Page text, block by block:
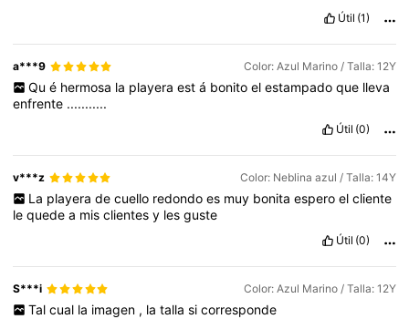
Útil (1)
a***9 Color: Azul Marino / Talla: 12Y
Qu é hermosa la playera est á bonito el estampado que lleva
enfrente ...........
Útil (0)
v***z Color: Neblina azul / Talla: 14Y
La playera de cuello redondo es muy bonita espero el cliente
lequedea misclientesy lesguste
Útil (0)
S***i Color: Azul Marino / Talla: 12Y
Tal cual la imagen , la talla si corresponde